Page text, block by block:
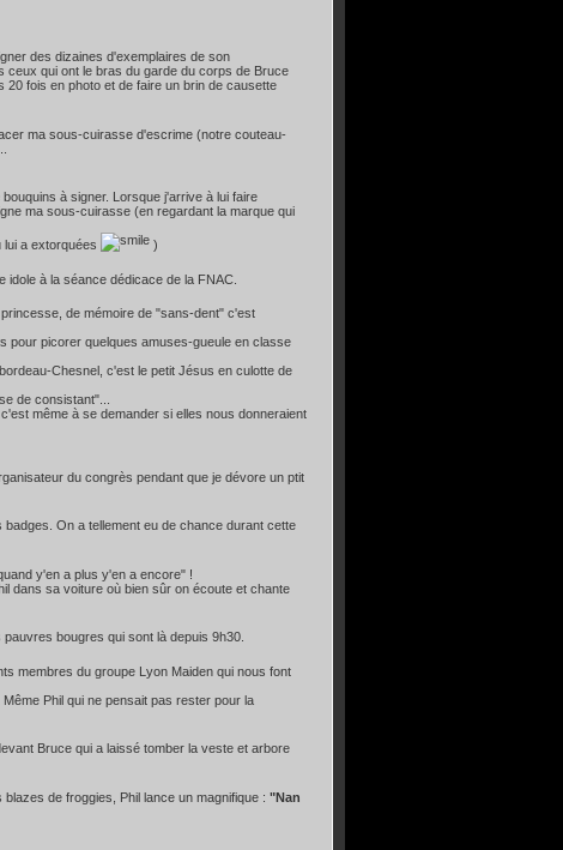
des dizaines d'exemplaires de son
ceux qui ont le bras du garde du corps de Bruce
fois en photo et de faire un brin de causette
ma sous-cuirasse d'escrime (notre couteau-
à signer. Lorsque j'arrive à lui faire
ma sous-cuirasse (en regardant la marque qui
lui a extorquées
)
à la séance dédicace de la FNAC.
de mémoire de "sans-dent" c'est
pour picorer quelques amuses-gueule en classe
Chesnel, c'est le petit Jésus en culotte de
de consistant"...
même à se demander si elles nous donneraient
du congrès pendant que je dévore un ptit
On a tellement eu de chance durant cette
y'en a plus y'en a encore" !
dans sa voiture où bien sûr on écoute et chante
bougres qui sont là depuis 9h30.
membres du groupe Lyon Maiden qui nous font
Phil qui ne pensait pas rester pour la
Bruce qui a laissé tomber la veste et arbore
de froggies, Phil lance un magnifique : "Nan